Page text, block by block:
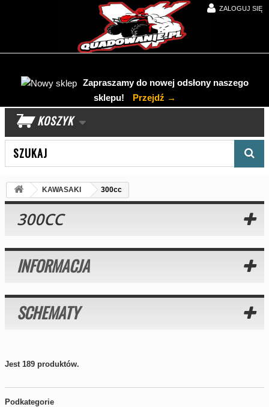
ZALOGUJ SIĘ
Zapraszamy do nowej odsłony naszego
sklepu!
Przejdź →
KOSZYK
KAWASAKI 300cc
300CC
INFORMACJA
SCHEMATY
Jest 189 produktów.
Podkategorie